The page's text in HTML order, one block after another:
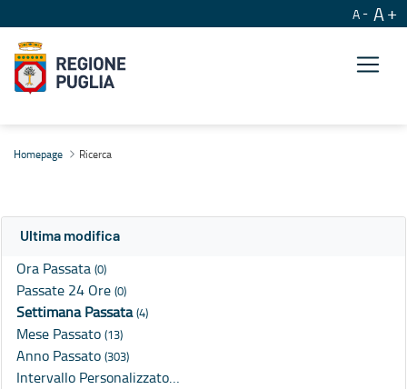
A A
Homepage Ricerca
Ultima modifica
Ora Passata (0)
Passate 24 Ore (0)
Settimana Passata(4)
Mese Passato (13)
Anno Passato (303)
Intervallo Personalizzato…